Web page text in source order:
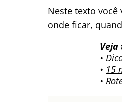
Neste texto você
onde ficar,
Veja
•
• 15
•